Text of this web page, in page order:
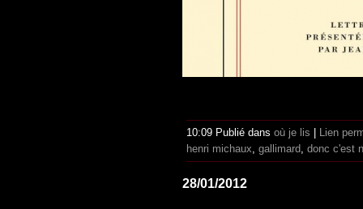
10:09 Publié dans où je lis
Lien
henri michaux gallimard donc c'est
28/01/2012